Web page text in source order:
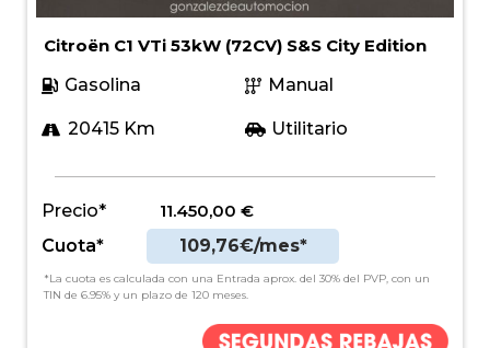
Citroën C1 VTi 53kW (72CV) S&S City Edition
Gasolina
Manual
20415 Km Utilitario
Precio* 11.450,00 €
Cuota*
109,76€/mes*
*La cuota es calculada con una Entrada aprox. del 30% del PVP, con un
TIN de 6.95% y un plazo de 120 meses.